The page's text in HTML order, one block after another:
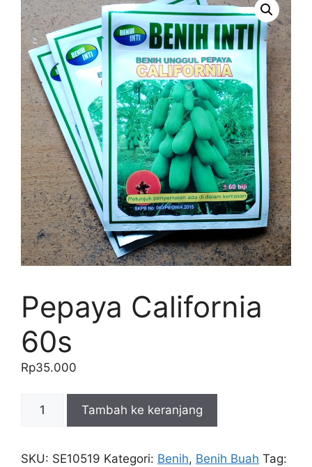
Pepaya California
60s
Rp35.000
Kuantitas
60s
Tambah ke keranjang
SKU: SE10519 Kategori: Benih, Benih Buah Tag: